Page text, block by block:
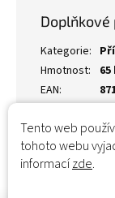
Tento web
tohoto webu
informacízde.
Kategorie:
Hmotnost:
65
EAN: